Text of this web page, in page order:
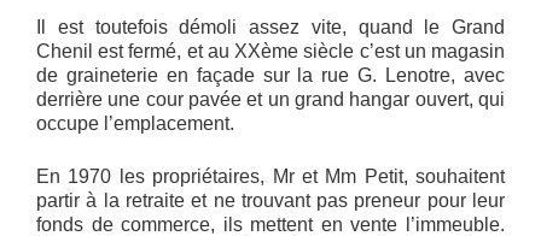
Il est toutefois démoli assez vite, quand le Grand
Chenil est fermé, et au XXème siècle c’est un magasin
de graineterie en façade sur la rue G. Lenotre, avec
derrière une cour pavée et un grand hangar ouvert, qui
occupe l’emplacement.
En 1970 les propriétaires, Mr et Mm Petit, souhaitent
partir à la retraite et ne trouvant pas preneur pour leur
fonds de commerce, ils mettent en vente l’immeuble.